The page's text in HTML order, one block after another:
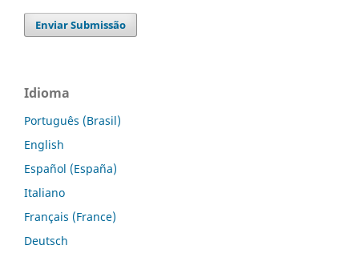
Enviar Submissão
Idioma
Português (Brasil)
English
Español (España)
Italiano
Français (France)
Deutsch